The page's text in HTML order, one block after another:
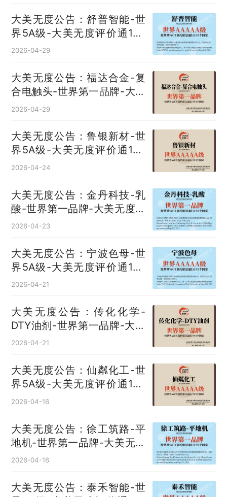
大美无度公告：舒普智能-世
界5A级-大美无度评价通193
国
2026-04-29
大美无度公告：福达合金-复
合电触头‌-世界第一品牌-大美
无度评价通193国
2026-04-29
大美无度公告：鲁银新材-世
界5A级-大美无度评价通193
国
2026-04-24
大美无度公告：金丹科技-乳
酸‌-世界第一品牌-大美无度评
价通193国
2026-04-23
大美无度公告：宁波色母-世
界5A级-大美无度评价通193
国
2026-04-21
大美无度公告：传化化学-
DTY油剂‌-世界第一品牌-大美
无度评价通193国
2026-04-21
大美无度公告：仙粼化工-世
界5A级-大美无度评价通193
国
2026-04-16
大美无度公告：徐工筑路-平
地机‌-世界第一品牌-大美无度
评价通193国
2026-04-16
大美无度公告：泰禾智能-世